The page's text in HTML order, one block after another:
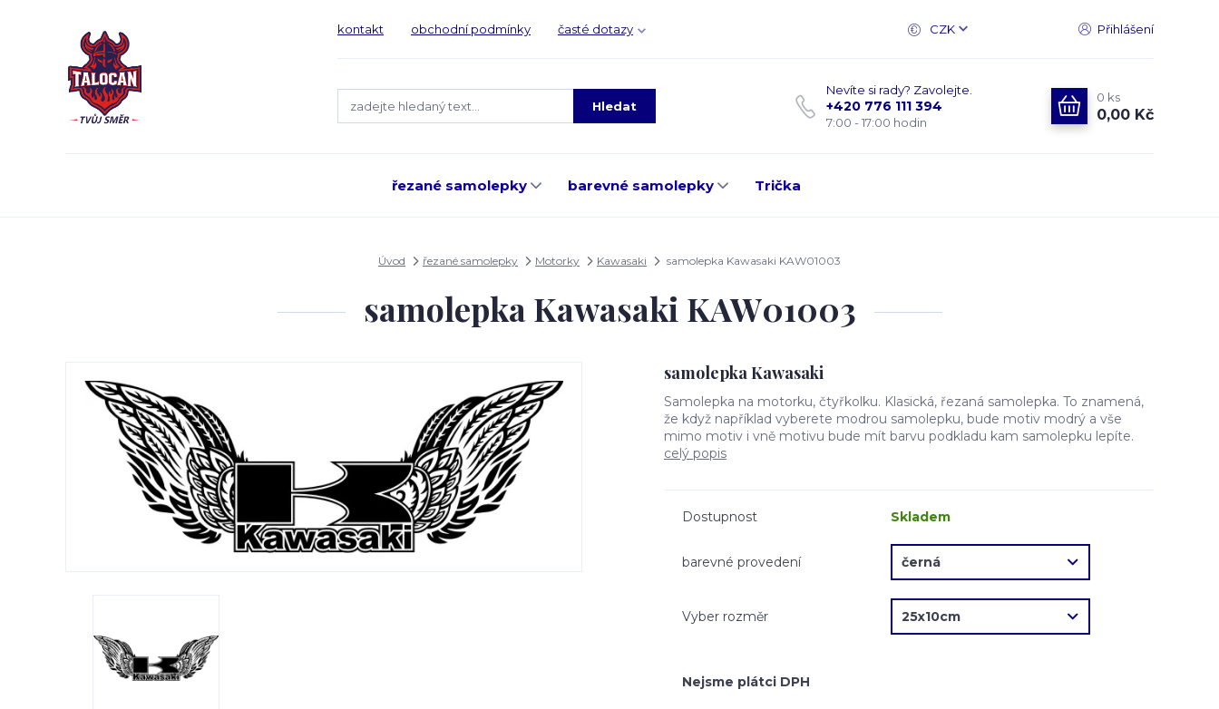
kontakt obchodní podmínky časté dotazy CZK Přihlášení
Hledat
Nevíte si rady? Zavolejte.
+420 776 111 394
7:00 - 17:00 hodin
0 ks
0,00 Kč
řezané samolepky barevné samolepky Trička
Úvod řezané samolepky Motorky Kawasaki samolepka Kawasaki KAW01003
samolepka Kawasaki KAW01003
samolepka Kawasaki
Samolepka na motorku, čtyřkolku. Klasická, řezaná samolepka. To znamená,
že když například vyberete modrou samolepku, bude motiv modrý a vše
mimo motiv i vně motivu bude mít barvu podkladu kam samolepku lepíte.
celý popis
Dostupnost Skladem
barevné provedení
Vyber rozměr
Nejsme plátci DPH